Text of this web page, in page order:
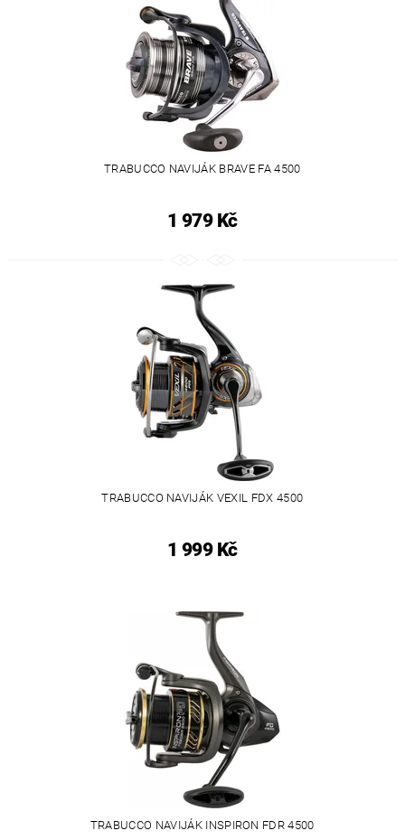
TRABUCCO NAVIJÁK BRAVE FA 4500
1 979 Kč
TRABUCCO NAVIJÁK VEXIL FDX 4500
1 999 Kč
TRABUCCO NAVIJÁK INSPIRON FDR 4500